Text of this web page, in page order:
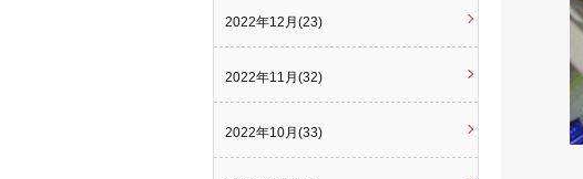
2022年12月(23)
2022年11月(32)
2022年10月(33)